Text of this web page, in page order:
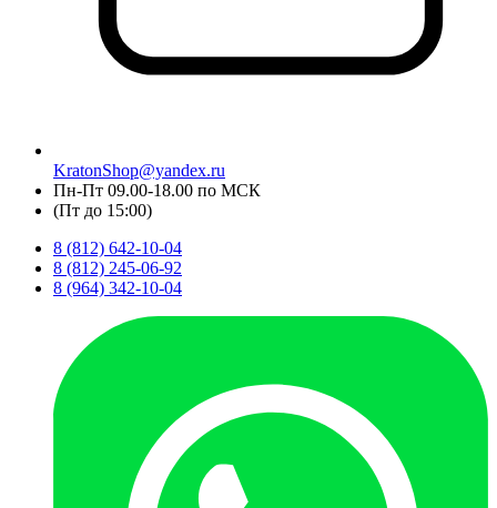
KratonShop@yandex.ru
Пн-Пт 09.00-18.00 по МСК
(Пт до 15:00)
8 (812) 642-10-04
8 (812) 245-06-92
8 (964) 342-10-04